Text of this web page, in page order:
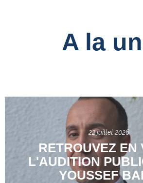
A la
22 juillet 2026
RETROUVEZ EN
L'AUDITION
YOUSSEF